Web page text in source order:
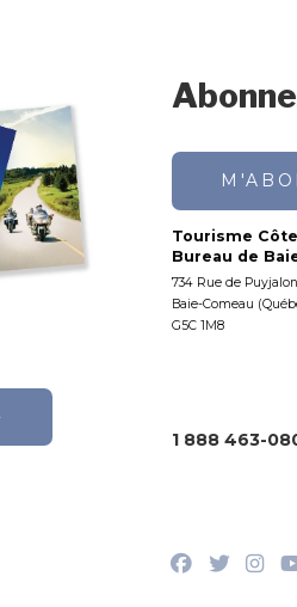
Tourisme
Bureau de
734 Rue de Puyjalon
Baie-Comeau
G5C 1M8
1 888 463-